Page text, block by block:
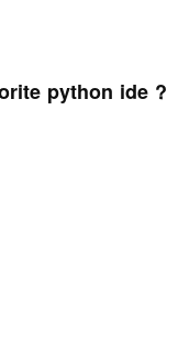
python ide ?